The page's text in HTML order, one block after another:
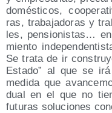
domés­ti­cos,
ras, tra­ba­ja­do­ras y
les, pen­sio­nis­tas…
mien­to
Se tra­ta de ir
Esta­do
al que se
medi­da que
dual en el que no
futu­ras solu­cio­nes